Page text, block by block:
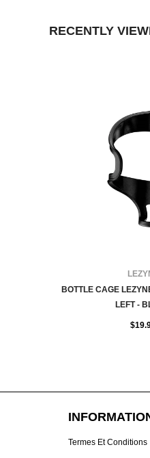
RECENTLY
BOTTLE CAGE
LEFT -
Termes Et Conditions